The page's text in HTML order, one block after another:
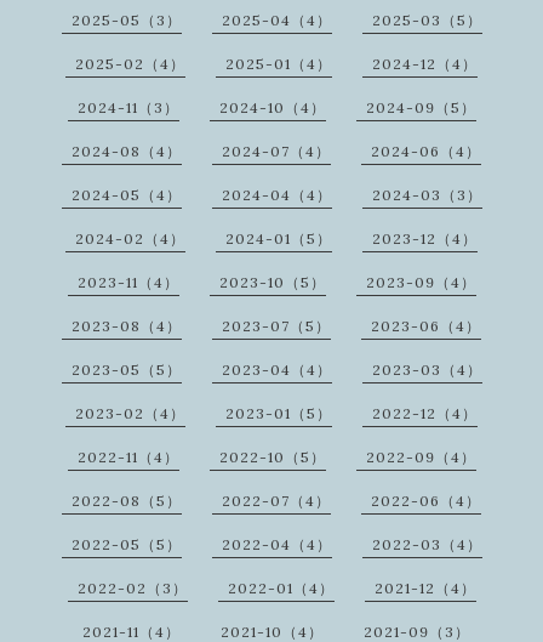
2025-05（3） 2025-04（4） 2025-03（5）
2025-02（4） 2025-01（4） 2024-12（4）
2024-11（3） 2024-10（4） 2024-09（5）
2024-08（4） 2024-07（4） 2024-06（4）
2024-05（4） 2024-04（4） 2024-03（3）
2024-02（4） 2024-01（5） 2023-12（4）
2023-11（4） 2023-10（5） 2023-09（4）
2023-08（4） 2023-07（5） 2023-06（4）
2023-05（5） 2023-04（4） 2023-03（4）
2023-02（4） 2023-01（5） 2022-12（4）
2022-11（4） 2022-10（5） 2022-09（4）
2022-08（5） 2022-07（4） 2022-06（4）
2022-05（5） 2022-04（4） 2022-03（4）
2022-02（3） 2022-01（4） 2021-12（4）
2021-11（4） 2021-10（4） 2021-09（3）